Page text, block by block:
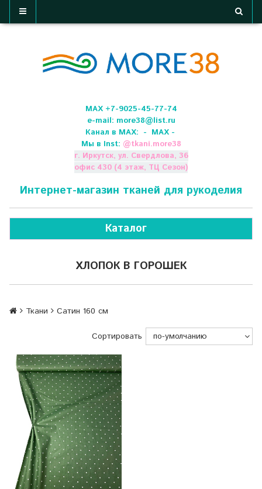
МАХ +7-9025-45-77-74
e-mail: more38@list.ru
Канал в МАХ: - МАХ -
Мы в Inst: @tkani.more38
г. Иркутск, ул. Свердлова, 36
офис 430 (4 этаж, ТЦ Сезон)
Интернет-магазин тканей для рукоделия
Каталог
ХЛОПОК В ГОРОШЕК
Ткани Сатин 160 см
Сортировать